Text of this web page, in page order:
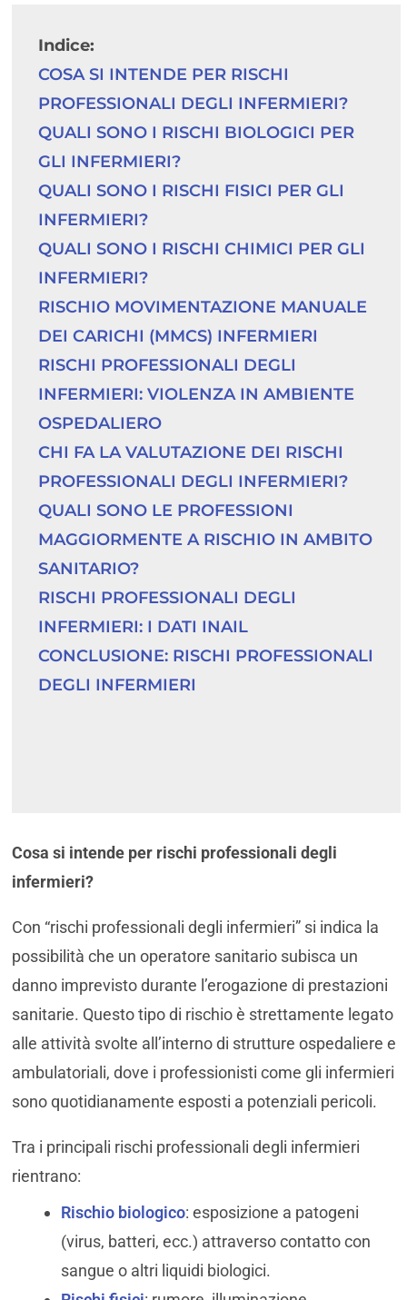
Indice:
COSA SI INTENDE PER RISCHI
PROFESSIONALI DEGLI INFERMIERI?
QUALI SONO I RISCHI BIOLOGICI PER
GLI INFERMIERI?
QUALI SONO I RISCHI FISICI PER GLI
INFERMIERI?
QUALI SONO I RISCHI CHIMICI PER GLI
INFERMIERI?
RISCHIO MOVIMENTAZIONE MANUALE
DEI CARICHI (MMCS) INFERMIERI
RISCHI PROFESSIONALI DEGLI
INFERMIERI: VIOLENZA IN AMBIENTE
OSPEDALIERO
CHI FA LA VALUTAZIONE DEI RISCHI
PROFESSIONALI DEGLI INFERMIERI?
QUALI SONO LE PROFESSIONI
MAGGIORMENTE A RISCHIO IN AMBITO
SANITARIO?
RISCHI PROFESSIONALI DEGLI
INFERMIERI: I DATI INAIL
CONCLUSIONE: RISCHI PROFESSIONALI
DEGLI INFERMIERI
Cosa si intende per rischi professionali degli
infermieri?
Con “rischi professionali degli infermieri” si indica la
possibilità che un operatore sanitario subisca un
danno imprevisto durante l’erogazione di prestazioni
sanitarie. Questo tipo di rischio è strettamente legato
alle attività svolte all’interno di strutture ospedaliere e
ambulatoriali, dove i professionisti come gli infermieri
sono quotidianamente esposti a potenziali pericoli.
Tra i principali rischi professionali degli infermieri
rientrano:
Rischio biologico: esposizione a patogeni
(virus, batteri, ecc.) attraverso contatto con
sangue o altri liquidi biologici.